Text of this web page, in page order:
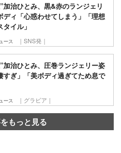
加治ひとみ、黒&赤のランジェリ
ディ「心惑わせてしまう」「理想
イル」
ース ｜SNS発｜
加治ひとみ、圧巻ランジェリー姿
すぎ」「美ボディ過ぎてため息で
ース ｜グラビア｜
もっと見る